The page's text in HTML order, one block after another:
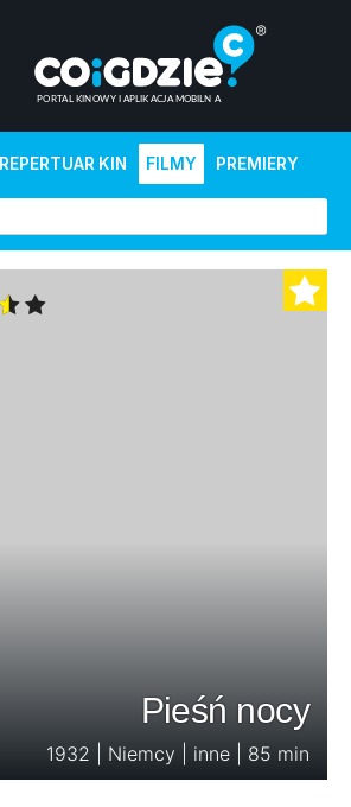
REPERTUAR KIN FILMY PREMIERY
Pieśń nocy
1932 | Niemcy | inne | 85 min